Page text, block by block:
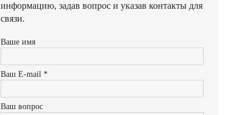
информацию, задав вопрос и указав контакты для
связи.
Ваше имя
Ваш E-mail *
Ваш вопрос